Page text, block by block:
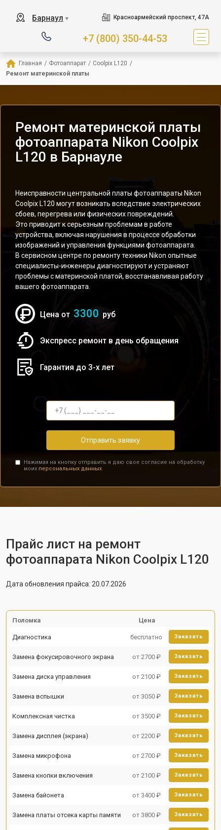
Барнаул ▼ Красноармейский проспект, 47А
+7 (800) 350-44-53
Главная / Фотоаппарат / Coolpix L120 /
Ремонт материнской платы
Ремонт материнской платы
фотоаппарата Nikon Coolpix
L120 в Барнауле
Неисправности центральной платы фотоаппараты Nikon
Coolpix L120 могут возникать вследствие электрических
сбоев, перегрева или физических повреждений.
Это приводит к серьезным проблемам в работе
устройства, включая нарушения в процессе обработки
изображений и управления функциями фотоаппарата.
В сервисном центре по ремонту техники Nikon опытные
специалисты-инженеры диагностируют и устраняют
проблемы с материнской платой, восстанавливая работу
вашего фотоаппарата.
Цена от 3300 руб
Экспресс ремонт в день обращения
Гарантия до 3-х лет
Отправить заявку
Нажимая на кнопку отправить я даю свое согласие на обработку
моих персональных данных.
Прайс лист на ремонт
фотоаппарата Nikon Coolpix L120
Дата обновления прайса: 20.07.2026
Поломка Цена
Диагностика бесплатно Заказать
Замена фокусировочного экрана от 2700 ₽ Заказать
Замена диска управления от 2100 ₽ Заказать
Замена вспышки от 3050 ₽ Заказать
Комплексная чистка от 3500 ₽ Заказать
Замена дисплея (экрана) от 2200 ₽ Заказать
Замена микрофона от 2700 ₽ Заказать
Замена кнопки включения от 2100 ₽ Заказать
Замена байонета от 3400 ₽ Заказать
Замена платы отсека карты памяти от 3800 ₽ Заказать